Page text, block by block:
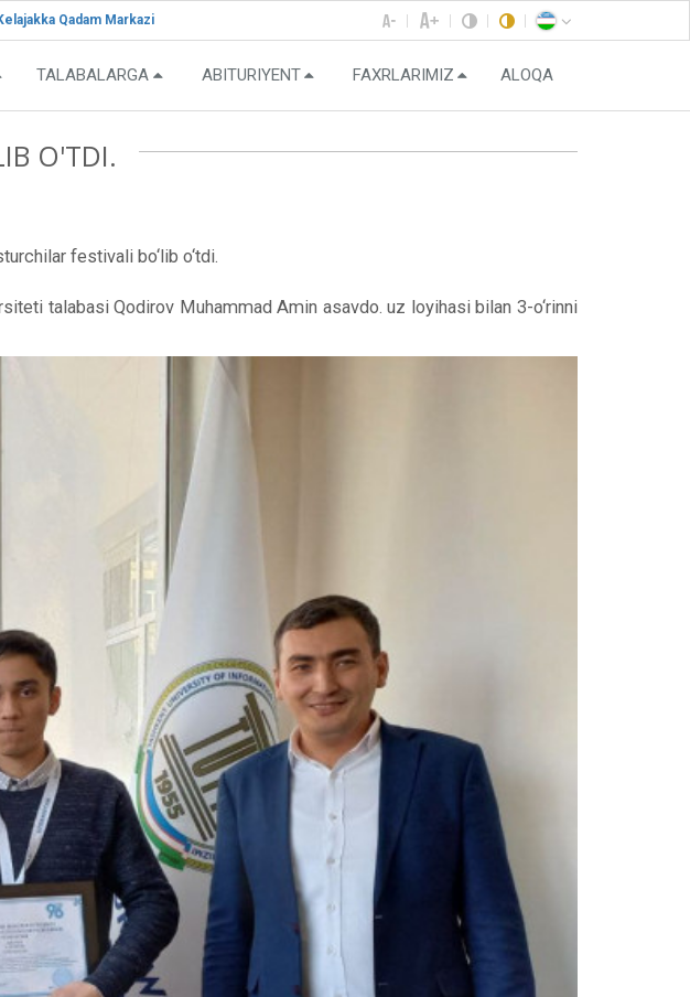
Qadam Markazi
TALABALARGA ABITURIYENT FAXRLARIMIZ ALOQA
O'TDI.
festivali bo‘lib o‘tdi.
talabasi Qodirov Muhammad Amin asavdo. uz loyihasi bilan 3-o‘rinni